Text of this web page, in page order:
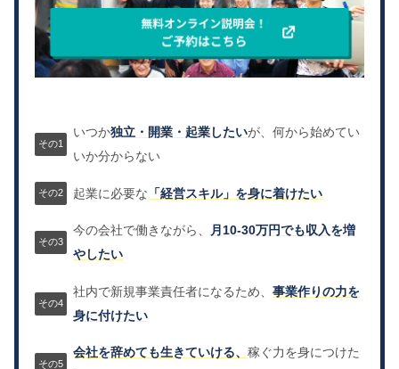
いつか独立・開業・起業したいが、何から始めてい
いか分からない
起業に必要な 「経営スキル」を身に着けたい
今の会社で働きながら、
月10-30万円でも収入を増
やしたい
社内で新規事業責任者になるため、事業作りの力を
身に付けたい
会社を辞めても生きていける、稼ぐ力を身につけた